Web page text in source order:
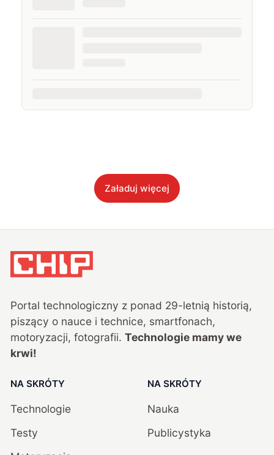
Załaduj więcej
Portal technologiczny z ponad 29-letnią historią,
piszący o nauce i technice, smartfonach,
motoryzacji, fotografii. Technologie mamy we
krwi!
NA SKRÓTY
Technologie
Testy
NA SKRÓTY
Nauka
Publicystyka